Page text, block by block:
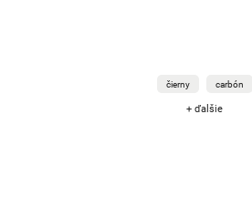
čierny carbón
+ ďalšie